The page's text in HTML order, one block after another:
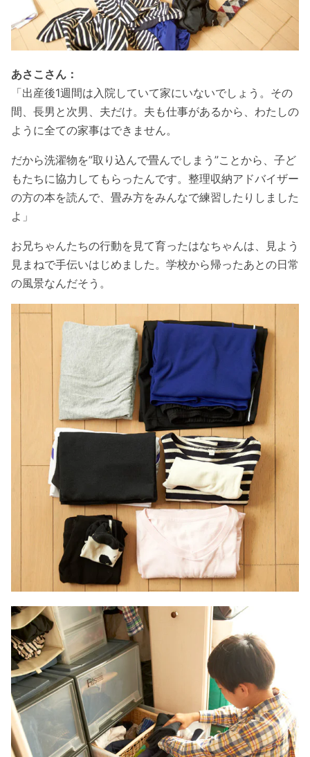
あさこさん：
「出産後1週間は入院していて家にいないでしょう。その
間、長男と次男、夫だけ。夫も仕事があるから、わたしの
ように全ての家事はできません。
だから洗濯物を”取り込んで畳んでしまう”ことから、子ど
もたちに協力してもらったんです。整理収納アドバイザー
の方の本を読んで、畳み方をみんなで練習したりしました
よ」
お兄ちゃんたちの行動を見て育ったはなちゃんは、見よう
見まねで手伝いはじめました。学校から帰ったあとの日常
の風景なんだそう。